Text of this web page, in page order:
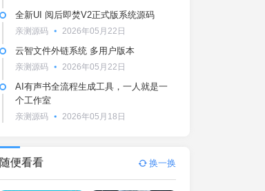
全新UI 阅后即焚V2正式版系统源码
亲测源码 2026年05月22日
云智文件外链系统 多用户版本
亲测源码 2026年05月22日
AI有声书全流程生成工具，一人就是一
个工作室
亲测源码 2026年05月18日
随便看看 换一换